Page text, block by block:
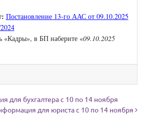
Постановление 13-го ААС от 09.10.2025
«Кадры», в БП наберите «09.10.2025
записям
для бухгалтера с 10 по 14 ноября
для юриста с 10 по 14 ноября